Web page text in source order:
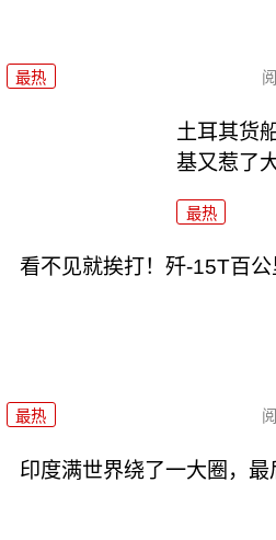
最热
土耳其货
基又惹了
最热
看不见就挨打！歼-15T百
最热
印度满世界绕了一大圈，最